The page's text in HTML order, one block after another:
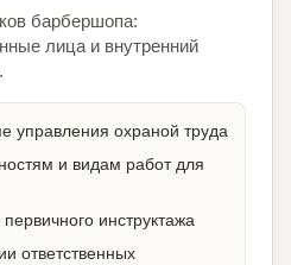
барбершопа:
лица и внутренний
управления охраной труда
и видам работ для
инструктажа
ответственных